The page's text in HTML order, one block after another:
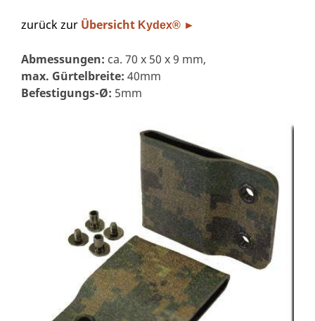
zurück zur Übersicht Kydex® ►
Abmessungen: ca. 70 x 50 x 9 mm,
max. Gürtelbreite: 40mm
Befestigungs-Ø: 5mm